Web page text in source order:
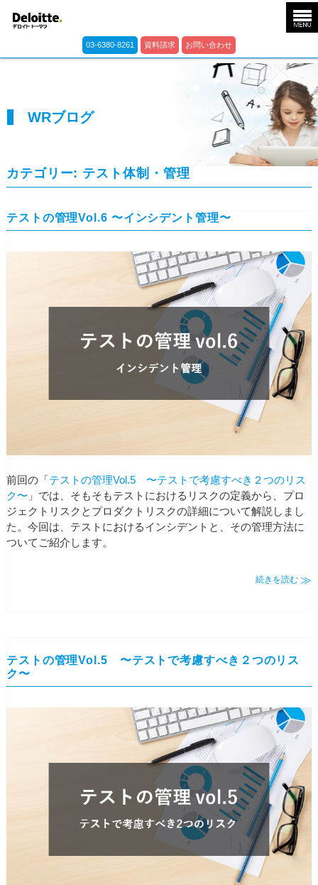
03-6380-8261 資料請求 お問い合わせ
WRブログ
カテゴリー: テスト体制・管理
テストの管理Vol.6 〜インシデント管理〜
前回の「 テストの管理Vol.5 〜テストで考慮すべき２つのリス
ク〜 」では、そもそもテストにおけるリスクの定義から、プロ
ジェクトリスクとプロダクトリスクの詳細について解説しまし
た。今回は、テストにおけるインシデントと、その管理方法に
ついてご紹介します。
続きを読む
テストの管理Vol.5 〜テストで考慮すべき２つのリス
ク〜